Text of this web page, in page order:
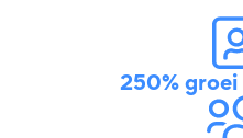
250% groei